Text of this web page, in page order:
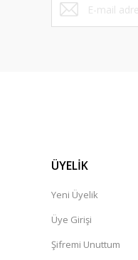
ÜYELİK
Yeni Üyelik
Üye Girişi
Şifremi Unuttum